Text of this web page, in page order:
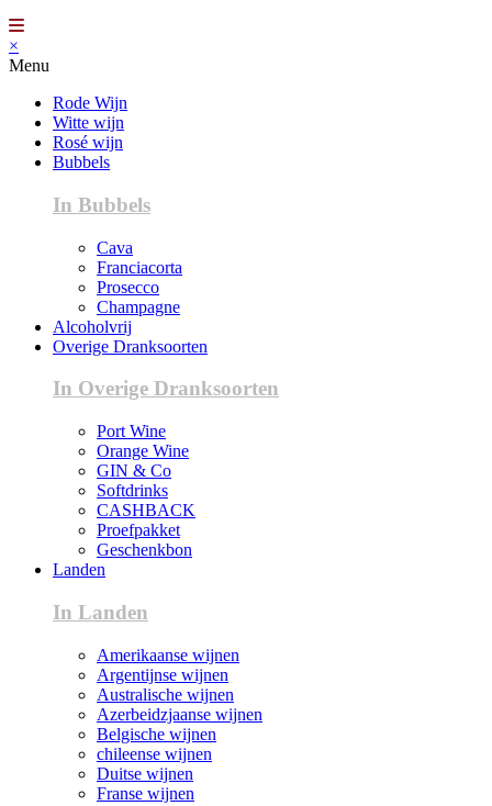
×
Menu
Rode Wijn
Witte wijn
Rosé wijn
Bubbels
In Bubbels
Cava
Franciacorta
Prosecco
Champagne
Alcoholvrij
Overige Dranksoorten
In Overige Dranksoorten
Port Wine
Orange Wine
GIN & Co
Softdrinks
CASHBACK
Proefpakket
Geschenkbon
Landen
In Landen
Amerikaanse wijnen
Argentijnse wijnen
Australische wijnen
Azerbeidzjaanse wijnen
Belgische wijnen
chileense wijnen
Duitse wijnen
Franse wijnen